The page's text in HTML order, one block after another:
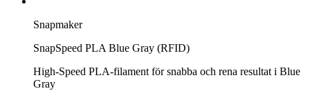
Snapmaker
SnapSpeed PLA Blue Gray (RFID)
High-Speed PLA-filament för snabba och rena resultat i Blue
Gray